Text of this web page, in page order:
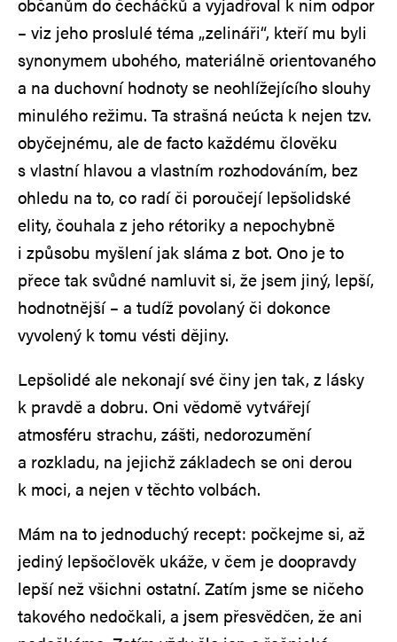
občanům do čecháčků a vyjadřoval k nim odpor
– viz jeho proslulé téma „zelináři“, kteří mu byli
synonymem ubohého, materiálně orientovaného
a na duchovní hodnoty se neohlížejícího slouhy
minulého režimu. Ta strašná neúcta k nejen tzv.
obyčejnému, ale de facto každému člověku
s vlastní hlavou a vlastním rozhodováním, bez
ohledu na to, co radí či poroučejí lepšolidské
elity, čouhala z jeho rétoriky a nepochybně
i způsobu myšlení jak sláma z bot. Ono je to
přece tak svůdné namluvit si, že jsem jiný, lepší,
hodnotnější – a tudíž povolaný či dokonce
vyvolený k tomu vésti dějiny.
Lepšolidé ale nekonají své činy jen tak, z lásky
k pravdě a dobru. Oni vědomě vytvářejí
atmosféru strachu, zášti, nedorozumění
a rozkladu, na jejichž základech se oni derou
k moci, a nejen v těchto volbách.
Mám na to jednoduchý recept: počkejme si, až
jediný lepšočlověk ukáže, v čem je doopravdy
lepší než všichni ostatní. Zatím jsme se ničeho
takového nedočkali, a jsem přesvědčen, že ani